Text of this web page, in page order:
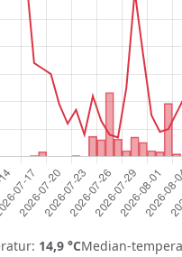
14,9 °CMedian-